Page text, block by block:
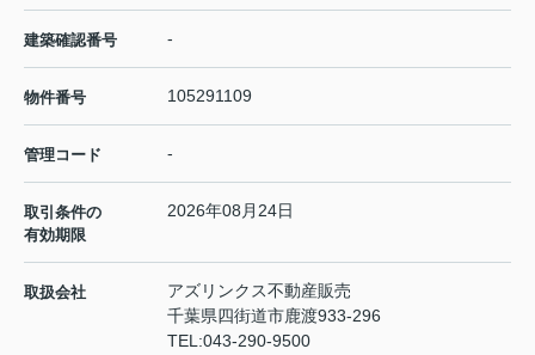
建築確認番号 -
物件番号 105291109
管理コード -
取引条件の
有効期限
2026年08月24日
取扱会社
アズリンクス不動産販売
千葉県四街道市鹿渡933-296
TEL:043-290-9500